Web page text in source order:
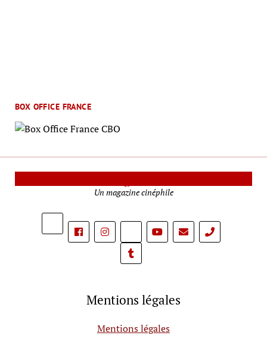
BOX OFFICE FRANCE
Un magazine cinéphile
phone
Mentions légales
Mentions légales